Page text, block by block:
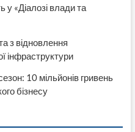
у «Діалозі влади та
з відновлення
інфраструктури
10 мільйонів гривень
бізнесу